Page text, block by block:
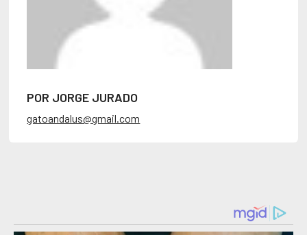
POR JORGE JURADO
gatoandalus@gmail.com